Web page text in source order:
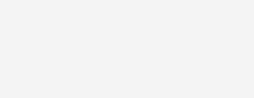
Otro podría darse un aire a Jacques Lacan,
ficción”.
de criaturas demoníacas que juegan con nuestra
que el Pandemónium se parezca a una niebla, una